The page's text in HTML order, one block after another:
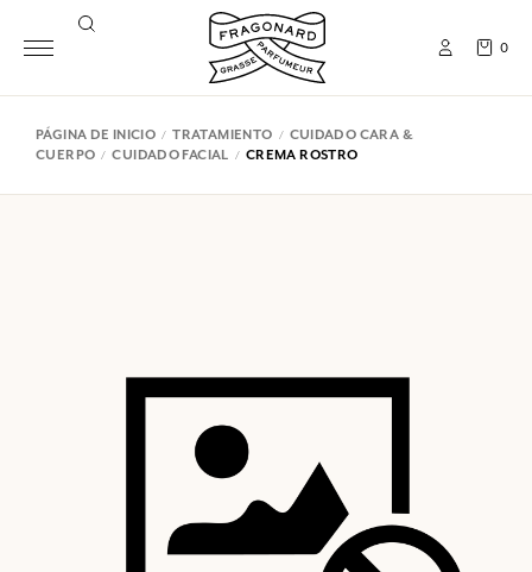
0
PÁGINA DE INICIO TRATAMIENTO
CUIDADO CARA &
CUERPO
CUIDADO FACIAL CREMA ROSTRO